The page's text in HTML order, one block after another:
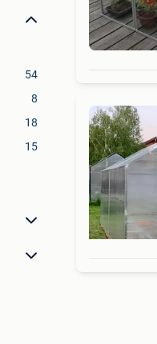
54
8
18
15